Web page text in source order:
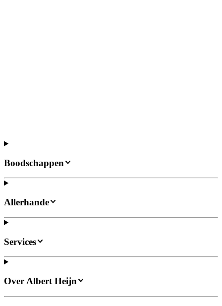
Boodschappen
Allerhande
Services
Over Albert Heijn